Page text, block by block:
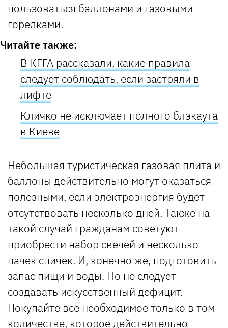
пользоваться баллонами и газовыми
горелками.
Читайте также:
В КГГА рассказали, какие правила
следует соблюдать, если застряли в
лифте
Кличко не исключает полного блэкаута
в Киеве
Небольшая туристическая газовая плита и
баллоны действительно могут оказаться
полезными, если электроэнергия будет
отсутствовать несколько дней. Также на
такой случай гражданам советуют
приобрести набор свечей и несколько
пачек спичек. И, конечно же, подготовить
запас пищи и воды. Но не следует
создавать искусственный дефицит.
Покупайте все необходимое только в том
количестве, которое действительно